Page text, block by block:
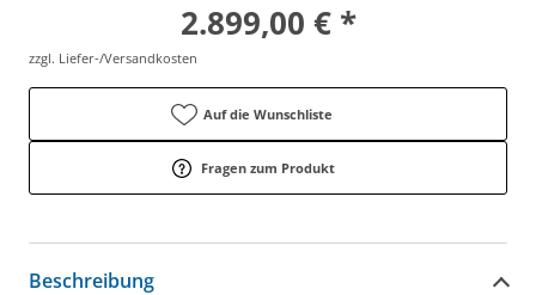
2.899,00 € *
zzgl. Liefer-/Versandkosten
Auf die Wunschliste
Fragen zum Produkt
Beschreibung